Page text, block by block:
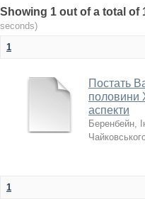
Showing 1 out of a total of
seconds)
1
Постать
половини
аспекти
Беренбейн,
1